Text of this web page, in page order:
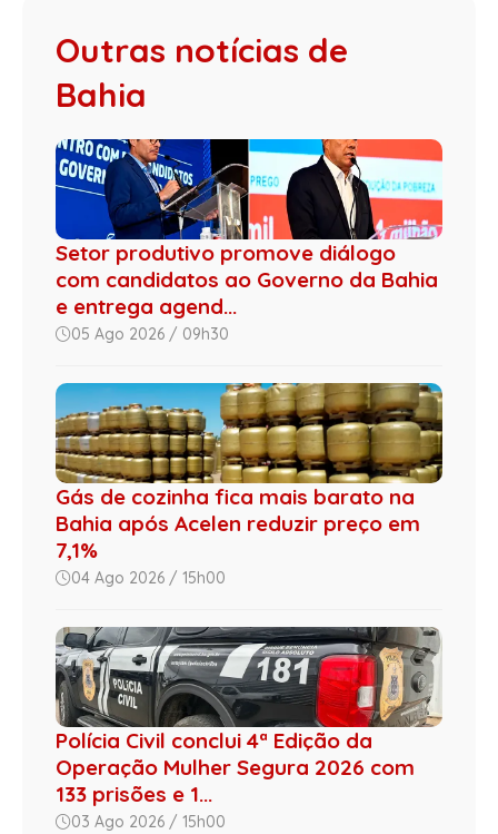
Outras notícias de
Bahia
Setor produtivo promove diálogo
com candidatos ao Governo da Bahia
e entrega agend...
05 Ago 2026 / 09h30
Gás de cozinha fica mais barato na
Bahia após Acelen reduzir preço em
7,1%
04 Ago 2026 / 15h00
Polícia Civil conclui 4ª Edição da
Operação Mulher Segura 2026 com
133 prisões e 1...
03 Ago 2026 / 15h00